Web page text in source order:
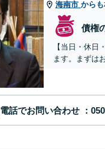
海南市 から
債権
【当日・休
ます。まずは
電話でお問い合わせ